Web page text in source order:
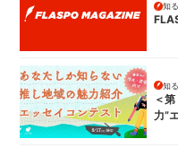
知る
＜
力”
知る